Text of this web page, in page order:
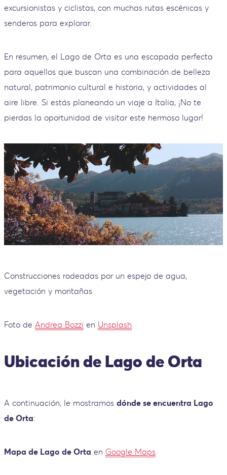
excursionistas y ciclistas, con muchas rutas escénicas y
senderos para explorar.
En resumen, el Lago de Orta es una escapada perfecta
para aquellos que buscan una combinación de belleza
natural, patrimonio cultural e historia, y actividades al
aire libre. Si estás planeando un viaje a Italia, ¡No te
pierdas la oportunidad de visitar este hermoso lugar!
Construcciones rodeadas por un espejo de agua,
vegetación y montañas
Foto de Andrea Bozzi en Unsplash
Ubicación de Lago de Orta
A continuación, le mostramos dónde se encuentra Lago
de Orta:
Mapa de Lago de Orta en Google Maps